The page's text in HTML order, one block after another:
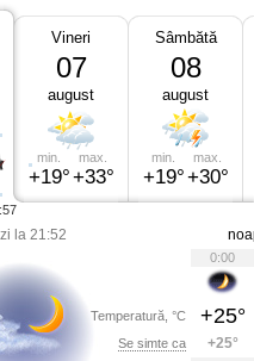
Vineri
07
august
min.
+19°
max.
+33°
Sâmbătă
08
august
min.
+19°
max.
+30°
la 21:52
Temperatură, °C
Se simte ca
0:00
+25°
+25°